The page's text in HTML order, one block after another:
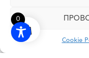
Cookie
0